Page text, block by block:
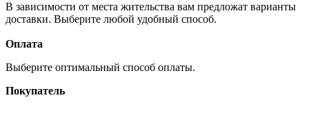
В зависимости от места жительства вам предложат варианты
доставки. Выберите любой удобный способ.
Оплата
Выберите оптимальный способ оплаты.
Покупатель